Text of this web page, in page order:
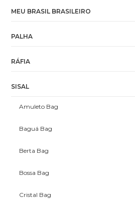
MEU BRASIL BRASILEIRO
PALHA
RÁFIA
SISAL
Amuleto Bag
Baguá Bag
Berta Bag
Bossa Bag
Cristal Bag